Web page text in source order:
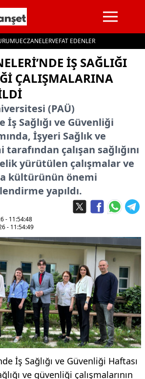
ECZANELERVEFAT EDENLER
IŞ SAĞLIĞI
ÇALIŞMALARINA
(PAÜ)
Sağlığı ve Güvenliği
İşyeri Sağlık ve
çalışan sağlığını
yürütülen çalışmalar ve
kültürünün önemi
yapıldı.
- 11:54:48
- 11:54:49
İş Sağlığı ve Güvenliği Haftası
ve güvenliği çalışmalarının